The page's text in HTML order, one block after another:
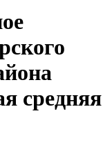
средняя